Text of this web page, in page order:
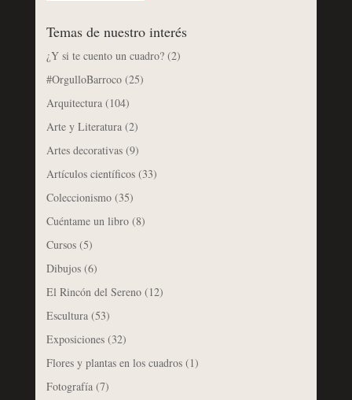
Temas de nuestro interés
¿Y si te cuento un cuadro?(2)
#OrgulloBarroco(25)
Arquitectura(104)
Arte y Literatura(2)
Artes decorativas(9)
Artículos científicos(33)
Coleccionismo(35)
Cuéntame un libro(8)
Cursos(5)
Dibujos(6)
El Rincón del Sereno(12)
Escultura(53)
Exposiciones(32)
Flores y plantas en los cuadros(1)
Fotografía(7)